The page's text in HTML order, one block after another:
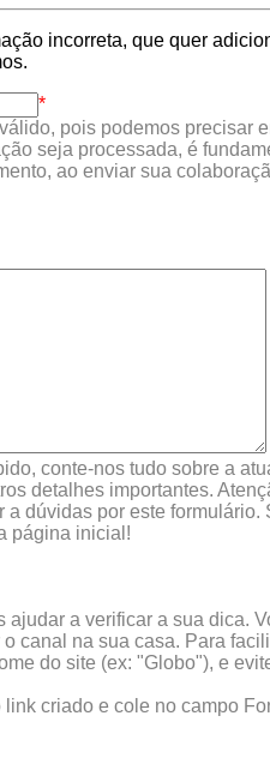
incorreta, que quer
*
pois podemos precisar
seja processada, é
ao enviar sua
conte-nos tudo sobre a
detalhes importantes.
dúvidas por este formulário.
página inicial!
a verificar a sua dica.
canal na sua casa. Para
do site (ex: "Globo"), e
link criado e cole no campo